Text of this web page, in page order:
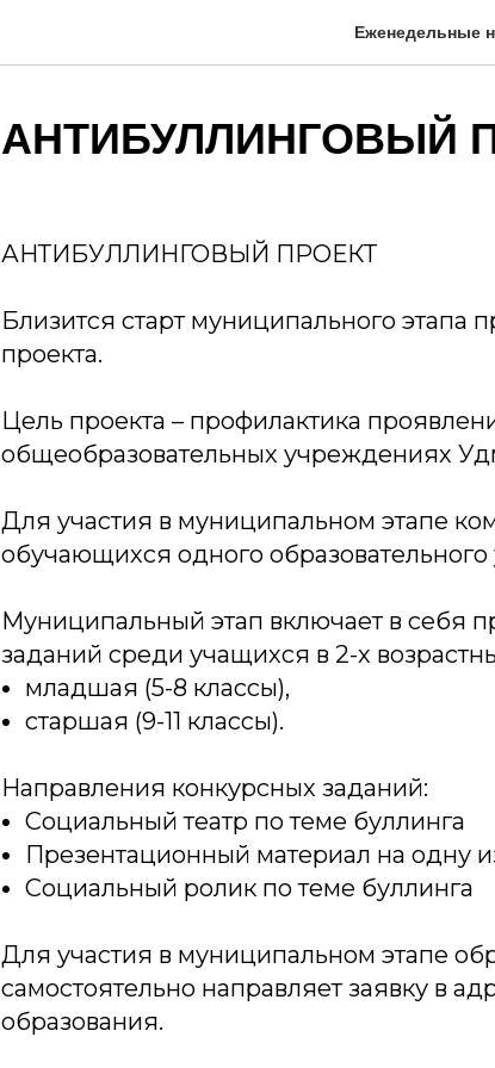
Еженедельные
АНТИБУЛЛИНГОВЫЙ
АНТИБУЛЛИНГОВЫЙ ПРОЕКТ
Близится старт муниципального этапа
проекта.
Цель проекта – профилактика
общеобразовательных учреждениях
Для участия в муниципальном этапе
обучающихся одного
Муниципальный этап включает в себя
заданий среди учащихся в 2-х
младшая (5-8 классы),
старшая (9-11 классы).
Направления конкурсных заданий:
Социальный театр по теме буллинга
Презентационный материал на одну
Социальный ролик по теме буллинга
Для участия в муниципальном этапе
самостоятельно направляет заявку в
образования.